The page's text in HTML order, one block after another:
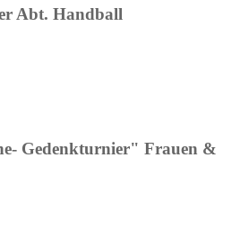
Abt. Handball
Gedenkturnier" Frauen &